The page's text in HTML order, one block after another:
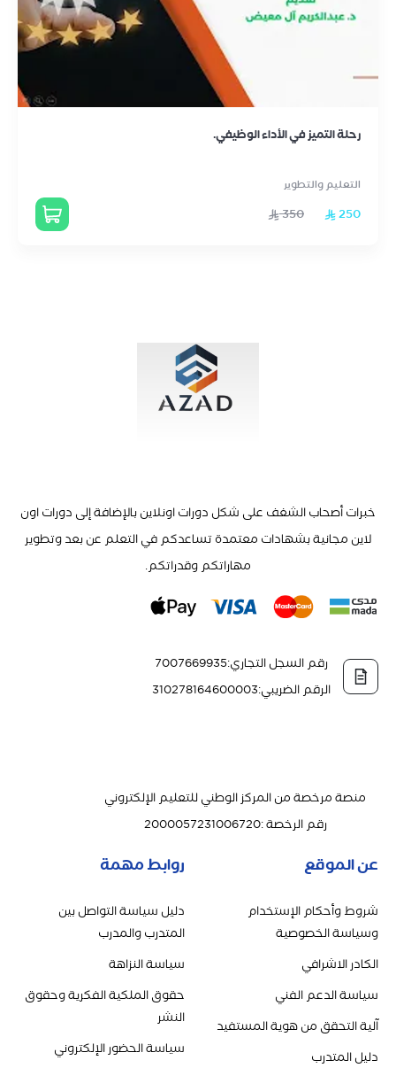
رحلة التميز في الأداء الوظيفي.
التعليم والتطوير
250
350
خبرات أصحاب الشغف على شكل دورات اونلاين بالإضافة إلى دورات اون
لاين مجانية بشهادات معتمدة تساعدكم في التعلم عن بعد وتطوير
مهاراتكم وقدراتكم.
رقم السجل التجاري:
7007669935
الرقم الضريبي:
310278164600003
منصة مرخصة من المركز الوطني للتعليم الإلكتروني
رقم الرخصة:
2000057231006720
عن الموقع
شروط وأحكام الإستخدام
وسياسة الخصوصية
الكادر الاشرافي
سياسة الدعم الفني
آلية التحقق من هوية المستفيد
دليل المتدرب
روابط مهمة
دليل سياسة التواصل بين
المتدرب والمدرب
سياسة النزاهة
حقوق الملكية الفكرية وحقوق
النشر
سياسة الحضور الإلكتروني